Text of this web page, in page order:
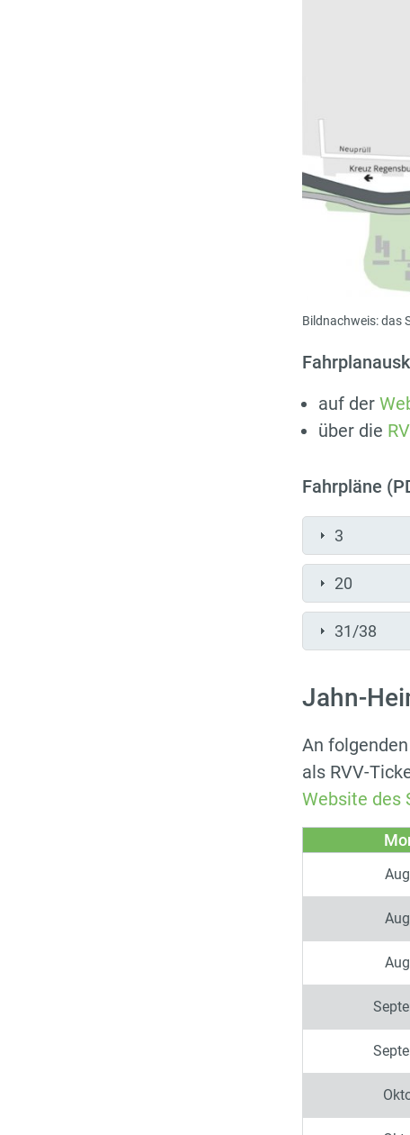
Bildnachweis: das
auf der
über die
Fahrpläne
3
20
31/38
Jahn-
An
als RVV-
Website des